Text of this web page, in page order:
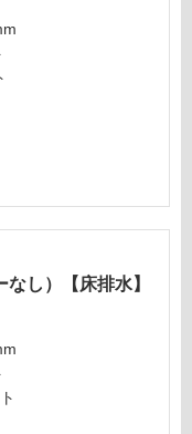
し）【床排水】